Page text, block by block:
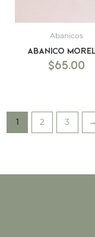
Abanicos
Abanico
$65.00
1 2 3 →